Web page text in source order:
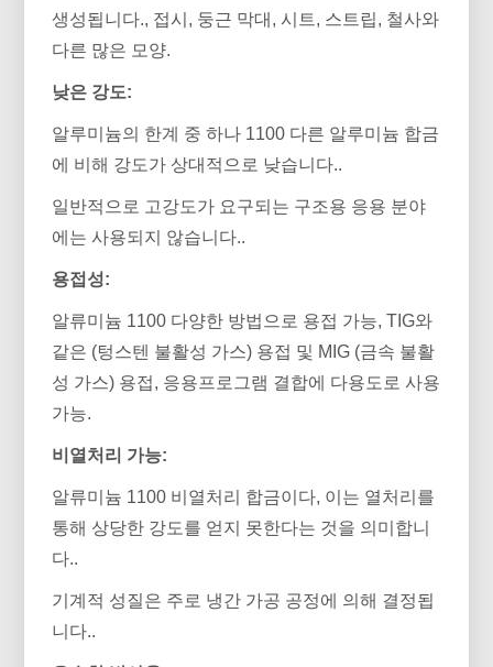
생성됩니다., 접시, 둥근 막대, 시트, 스트립, 철사와
다른 많은 모양.
낮은 강도:
알루미늄의 한계 중 하나 1100 다른 알루미늄 합금
에 비해 강도가 상대적으로 낮습니다..
일반적으로 고강도가 요구되는 구조용 응용 분야
에는 사용되지 않습니다..
용접성:
알류미늄 1100 다양한 방법으로 용접 가능, TIG와
같은 (텅스텐 불활성 가스) 용접 및 MIG (금속 불활
성 가스) 용접, 응용프로그램 결합에 다용도로 사용
가능.
비열처리 가능:
알류미늄 1100 비열처리 합금이다, 이는 열처리를
통해 상당한 강도를 얻지 못한다는 것을 의미합니
다..
기계적 성질은 주로 냉간 가공 공정에 의해 결정됩
니다..